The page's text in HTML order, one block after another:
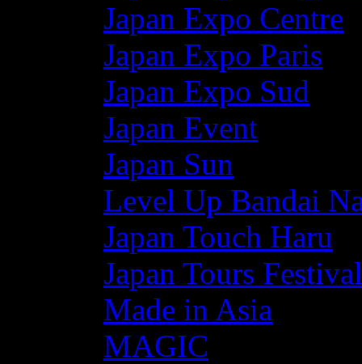
Japan Expo Centre
Japan Expo Paris
Japan Expo Sud
Japan Event
Japan Sun
Level Up Bandai
Japan Touch Haru
Japan Tours Festival
Made in Asia
MAGIC